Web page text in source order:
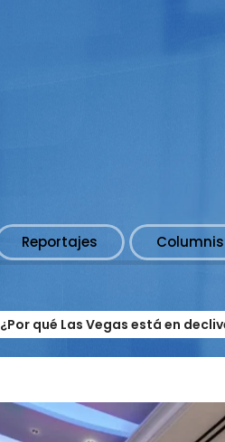
Reportajes
¿Por qué Las Vegas está en